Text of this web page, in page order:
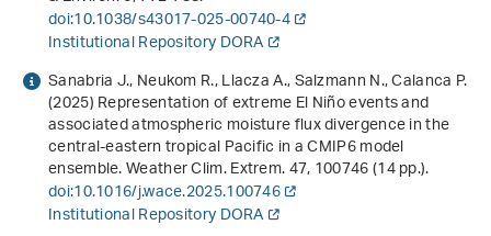
doi:10.1038/s43017-025-00740-4
Institutional Repository DORA
Sanabria J., Neukom R., Llacza A., Salzmann N., Calanca P.
(2025) Representation of extreme El Niño events and
associated atmospheric moisture flux divergence in the
central-eastern tropical Pacific in a CMIP6 model
ensemble. Weather Clim. Extrem.47, 100746 (14 pp.).
doi:10.1016/j.wace.2025.100746
Institutional Repository DORA